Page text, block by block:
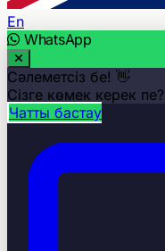
En
WhatsApp
Сәлеметсіз бе! 👋
Сізге көмек керек пе?
Чатты бастау